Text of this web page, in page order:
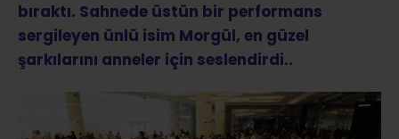
bıraktı. Sahnede üstün bir performans
sergileyen ünlü isim Morgül, en güzel
şarkılarını anneler için seslendirdi..